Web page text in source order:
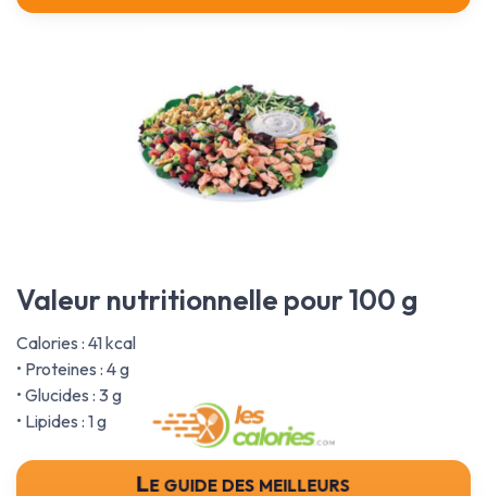
Valeur nutritionnelle pour 100 g
Calories : 41 kcal
• Proteines : 4 g
• Glucides : 3 g
• Lipides : 1 g
Le guide des meilleurs